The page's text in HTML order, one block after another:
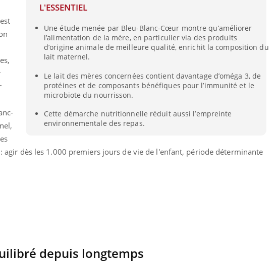
L'ESSENTIEL
Une étude menée par Bleu-Blanc-Cœur montre qu’améliorer
l’alimentation de la mère, en particulier via des produits
d’origine animale de meilleure qualité, enrichit la composition du
lait maternel.
Le lait des mères concernées contient davantage d’oméga 3, de
protéines et de composants bénéfiques pour l’immunité et le
microbiote du nourrisson.
Cette démarche nutritionnelle réduit aussi l’empreinte
environnementale des repas.
agir dès les 1.000 premiers jours de vie de l'enfant, période déterminante
depuis longtemps